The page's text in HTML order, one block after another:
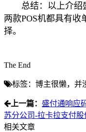
总结：以上介绍盛
两款POS机都具有
择。
The End
标签：博主很懒，并
上一篇： 盛付通响应
苏分公司-拉卡拉支付股
相关文章